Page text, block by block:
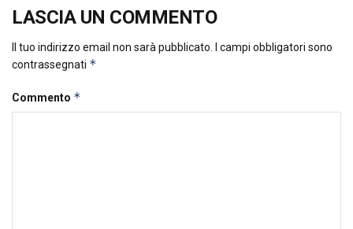
LASCIA UN COMMENTO
Il tuo indirizzo email non sarà pubblicato. I campi obbligatori sono
contrassegnati *
Commento *